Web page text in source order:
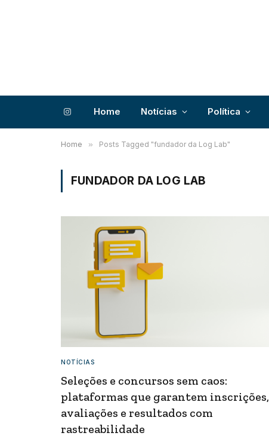
InstagramHome Notícias Política
Home » Posts Tagged "fundador da Log Lab"
FUNDADOR DA LOG LAB
NOTÍCIAS
Seleções e concursos sem caos:
plataformas que garantem inscrições,
avaliações e resultados com
rastreabilidade